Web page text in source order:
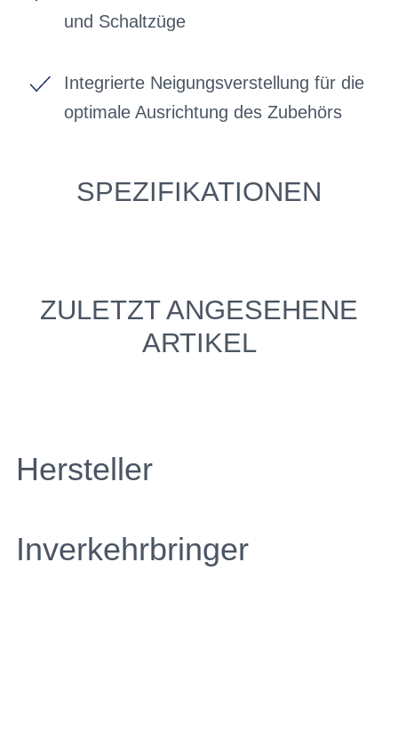
und Schaltzüge
Integrierte Neigungsverstellung für die
optimale Ausrichtung des Zubehörs
SPEZIFIKATIONEN
ZULETZT ANGESEHENE
ARTIKEL
Hersteller
Inverkehrbringer